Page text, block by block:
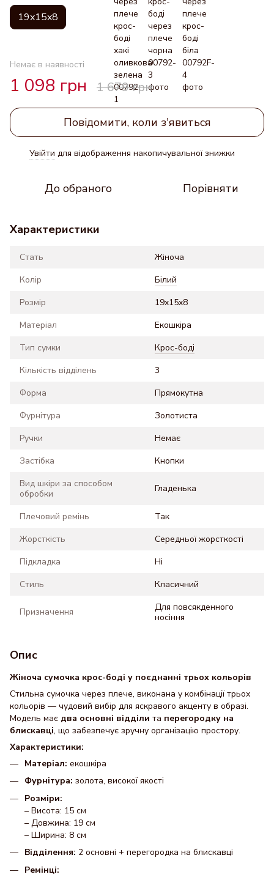
19x15x8
Немає в наявності
1 098 грн 1 679 грн
Повідомити, коли з'явиться
Увійти для відображення накопичувальної знижки
До обраного Порівняти
Характеристики
Стать
Жіноча
Колір
Білий
Розмір
19x15x8
Матеріал
Екошкіра
Тип сумки
Крос-боді
Кількість відділень
3
Форма
Прямокутна
Фурнітура
Золотиста
Ручки
Немає
Застібка
Кнопки
Вид шкіри за способом
обробки
Гладенька
Плечовий ремінь
Так
Жорсткість
Середньої жорсткості
Підкладка
Ні
Стиль
Класичний
Призначення
Для повсякденного
носіння
Опис
Жіноча сумочка крос-боді у поєднанні трьох кольорів
Стильна сумочка через плече, виконана у комбінації трьох
кольорів — чудовий вибір для яскравого акценту в образі.
Модель має два основні відділи та перегородку на
блискавці, що забезпечує зручну організацію простору.
Характеристики:
Матеріал: екошкіра
Фурнітура: золота, високої якості
Розміри:
– Висота: 15 см
– Довжина: 19 см
– Ширина: 8 см
Відділення: 2 основні + перегородка на блискавці
Ремінці: